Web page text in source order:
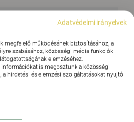
Adatvédelmi irányelvek
megfelelő működésének biztosításához, a
szabásához, közösségi média funkciók
elemzéséhez.
is megosztunk a közösségi
a hirdetési és elemzési szolgáltatásokat nyújtó